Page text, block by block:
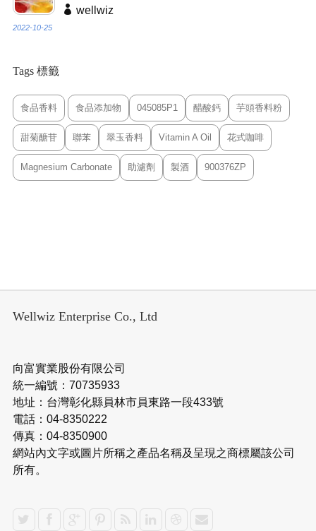
wellwiz
2022-10-25
Tags 標籤
食品香料 食品添加物 045085P1 醋酸鈣 芋頭香料粉
甜菊醣苷 聯苯 翠玉香料 Vitamin A Oil 花式咖啡
Magnesium Carbonate 助濾劑 製酒 900376ZP
Wellwiz Enterprise Co., Ltd
向富實業股份有限公司
統一編號：70735933
地址：台灣彰化縣員林市員東路一段433號
電話：04-8350222
傳真：04-8350900
網站內文字或圖片所稱之產品名稱及呈現之商標屬該公司
所有。